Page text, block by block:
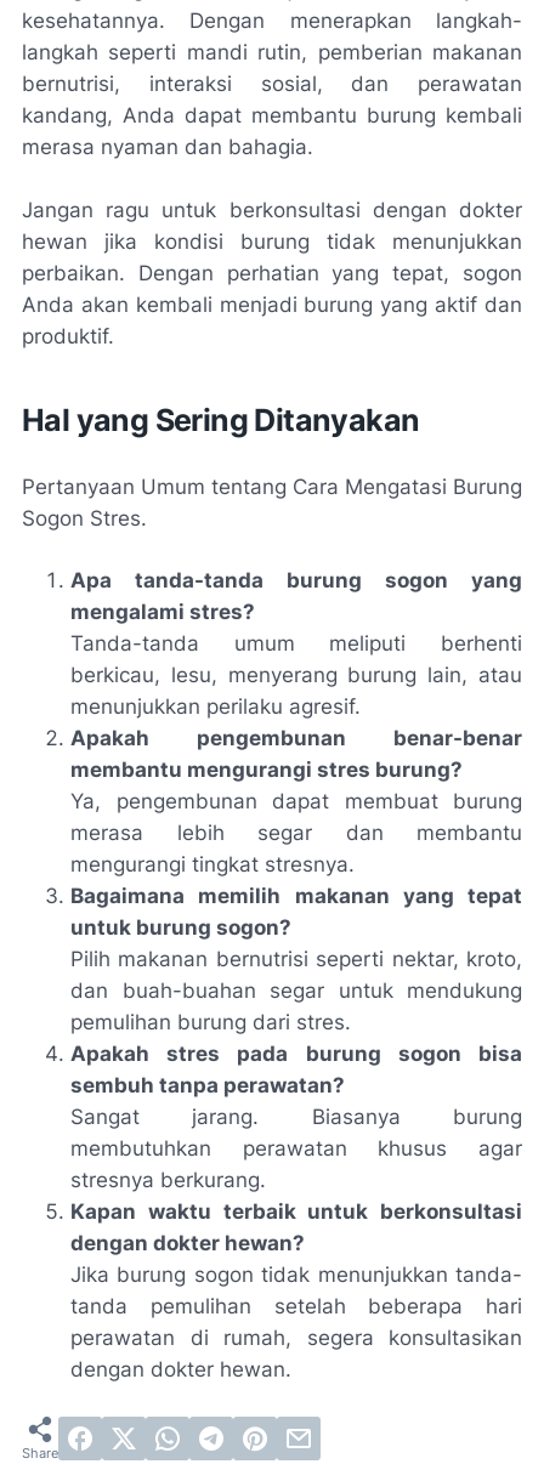
kesehatannya. Dengan menerapkan langkah-
langkah seperti mandi rutin, pemberian makanan
bernutrisi, interaksi sosial, dan perawatan
kandang, Anda dapat membantu burung kembali
merasa nyaman dan bahagia.
Jangan ragu untuk berkonsultasi dengan dokter
hewan jika kondisi burung tidak menunjukkan
perbaikan. Dengan perhatian yang tepat, sogon
Anda akan kembali menjadi burung yang aktif dan
produktif.
Hal yang Sering Ditanyakan
Pertanyaan Umum tentang Cara Mengatasi Burung
Sogon Stres.
Apa tanda-tanda burung sogon yang
mengalami stres?
Tanda-tanda umum meliputi berhenti
berkicau, lesu, menyerang burung lain, atau
menunjukkan perilaku agresif.
Apakah pengembunan benar-benar
membantu mengurangi stres burung?
Ya, pengembunan dapat membuat burung
merasa lebih segar dan membantu
mengurangi tingkat stresnya.
Bagaimana memilih makanan yang tepat
untuk burung sogon?
Pilih makanan bernutrisi seperti nektar, kroto,
dan buah-buahan segar untuk mendukung
pemulihan burung dari stres.
Apakah stres pada burung sogon bisa
sembuh tanpa perawatan?
Sangat jarang. Biasanya burung
membutuhkan perawatan khusus agar
stresnya berkurang.
Kapan waktu terbaik untuk berkonsultasi
dengan dokter hewan?
Jika burung sogon tidak menunjukkan tanda-
tanda pemulihan setelah beberapa hari
perawatan di rumah, segera konsultasikan
dengan dokter hewan.